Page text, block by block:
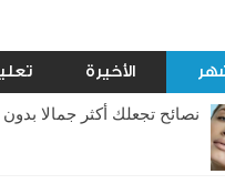
الأخيرة
نصائح تجعلك أكثر جمالا بدون